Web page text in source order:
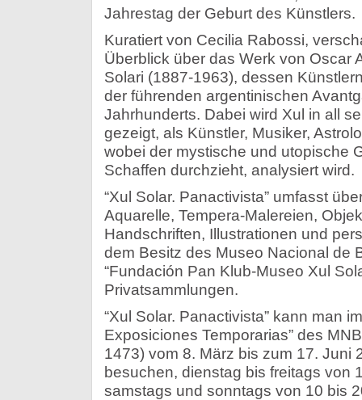
Jahrestag der Geburt des Künstlers.
Kuratiert von Cecilia Rabossi,
Überblick über das Werk von Oscar
Solari (1887-1963), dessen
der führenden argentinischen
Jahrhunderts. Dabei wird Xul in all
gezeigt, als Künstler, Musiker,
wobei der mystische und utopische
Schaffen durchzieht, analysiert wird.
“Xul Solar. Panactivista” umfasst
Aquarelle, Tempera-Malereien,
Handschriften, Illustrationen und
dem Besitz des Museo Nacional de
“Fundación Pan Klub-Museo Xul
Privatsammlungen.
“Xul Solar. Panactivista” kann man
Exposiciones Temporarias” des
1473) vom 8. März bis zum 17. Juni
besuchen, dienstag bis freitags von
samstags und sonntags von 10 bis